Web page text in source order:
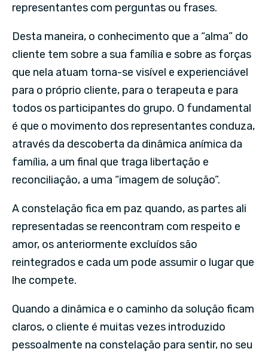
representantes com perguntas ou frases.
Desta maneira, o conhecimento que a “alma” do
cliente tem sobre a sua família e sobre as forças
que nela atuam torna-se visível e experienciável
para o próprio cliente, para o terapeuta e para
todos os participantes do grupo. O fundamental
é que o movimento dos representantes conduza,
através da descoberta da dinâmica anímica da
família, a um final que traga libertação e
reconciliação, a uma “imagem de solução”.
A constelação fica em paz quando, as partes ali
representadas se reencontram com respeito e
amor, os anteriormente excluídos são
reintegrados e cada um pode assumir o lugar que
lhe compete.
Quando a dinâmica e o caminho da solução ficam
claros, o cliente é muitas vezes introduzido
pessoalmente na constelação para sentir, no seu